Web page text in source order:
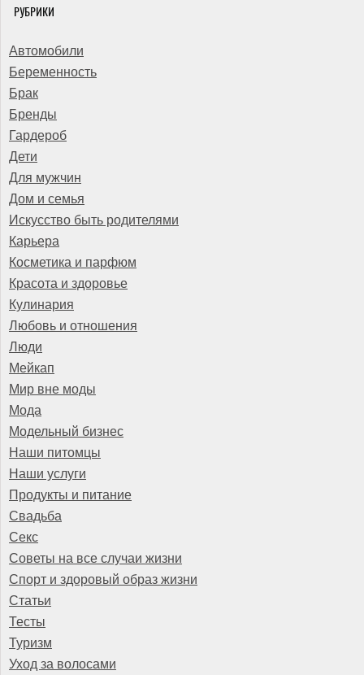
РУБРИКИ
Автомобили
Беременность
Брак
Бренды
Гардероб
Дети
Для мужчин
Дом и семья
Искусство быть родителями
Карьера
Косметика и парфюм
Красота и здоровье
Кулинария
Любовь и отношения
Люди
Мейкап
Мир вне моды
Мода
Модельный бизнес
Наши питомцы
Наши услуги
Продукты и питание
Свадьба
Секс
Советы на все случаи жизни
Спорт и здоровый образ жизни
Статьи
Тесты
Туризм
Уход за волосами